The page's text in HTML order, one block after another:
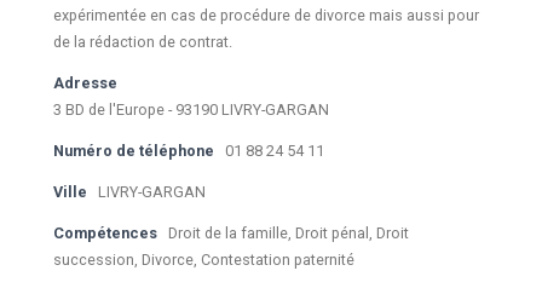
expérimentée en cas de procédure de divorce mais aussi pour
de la rédaction de contrat.
Adresse
3 BD de l'Europe - 93190 LIVRY-GARGAN
Numéro de téléphone 01 88 24 54 11
Ville LIVRY-GARGAN
Compétences
Droit de la famille, Droit pénal, Droit
succession, Divorce, Contestation paternité